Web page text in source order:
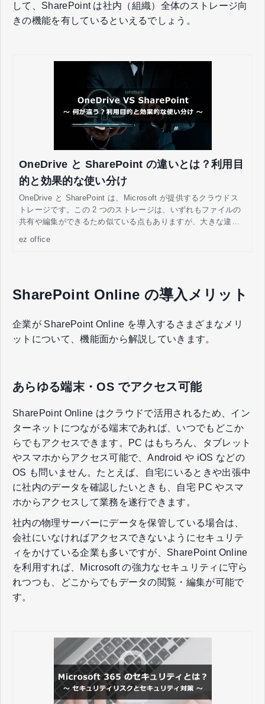
して、SharePoint は社内（組織）全体のストレージ向
きの機能を有しているといえるでしょう。
OneDrive と SharePoint の違いとは？利用目
的と効果的な使い分け
OneDrive と SharePoint は、Microsoft が提供するクラウドス
トレージです。この 2 つのストレージは、いずれもファイルの
共有や編集ができるため似ている点もありますが、大きな違い
ez office
SharePoint Online の導入メリット
企業が SharePoint Online を導入するさまざまなメリ
ットについて、機能面から解説していきます。
あらゆる端末・OS でアクセス可能
SharePoint Online はクラウドで活用されるため、イン
ターネットにつながる端末であれば、いつでもどこか
らでもアクセスできます。PC はもちろん、タブレット
やスマホからアクセス可能で、Android や iOS などの
OS も問いません。たとえば、自宅にいるときや出張中
に社内のデータを確認したいときも、自宅 PC やスマ
ホからアクセスして業務を遂行できます。
社内の物理サーバーにデータを保管している場合は、
会社にいなければアクセスできないようにセキュリテ
ィをかけている企業も多いですが、SharePoint Online
を利用すれば、Microsoft の強力なセキュリティに守ら
れつつも、どこからでもデータの閲覧・編集が可能で
す。